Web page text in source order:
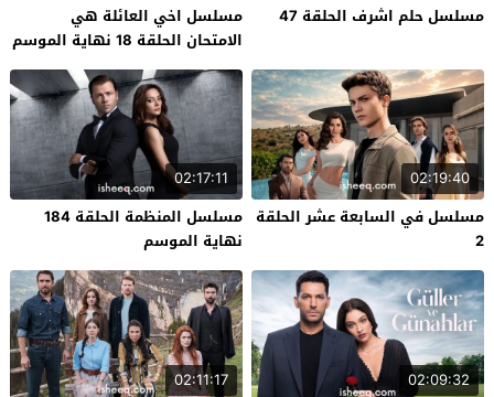
مسلسل حلم اشرف الحلقة 47
مسلسل اخي العائلة هي
الامتحان الحلقة 18 نهاية الموسم
02:19:40
مسلسل في السابعة عشر الحلقة
2
02:17:11
مسلسل المنظمة الحلقة 184
نهاية الموسم
02:09:32
02:11:17